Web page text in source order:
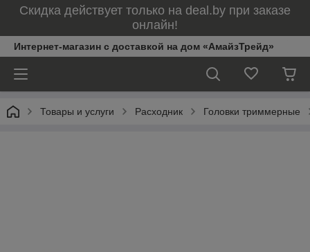
Скидка действует только на deal.by при заказе
онлайн!
Интернет-магазин с доставкой на дом «АмайзТрейд»
Товары и услуги Расходник Головки триммерные